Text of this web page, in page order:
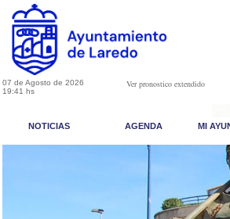
07 de Agosto de 2026
19:41 hs
Ver pronostico extendido
NOTICIAS AGENDA MI